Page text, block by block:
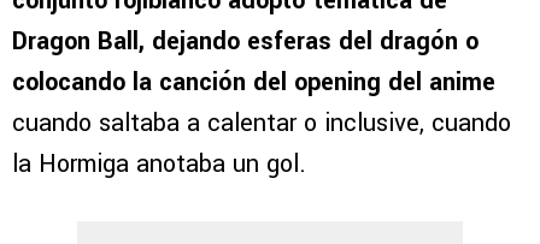
Dragon Ball, dejando esferas del dragón o
colocando la canción del opening del anime
cuando saltaba a calentar o inclusive, cuando
la Hormiga anotaba un gol.